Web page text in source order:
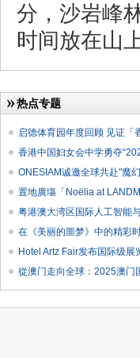
分，沙岩峰
时间放在山
热点专题
启德体育园年度回顾 见证「
香港中国妇女会中学勇夺
ONESIAM诚邀全球共赴"魔
置地廣塲「Noëlia at
粤港澳大湾区国际人工智能
在《美丽的噩梦》中的精彩
Hotel Artz Fair发布国际级展
從澳门走向全球：2025澳门